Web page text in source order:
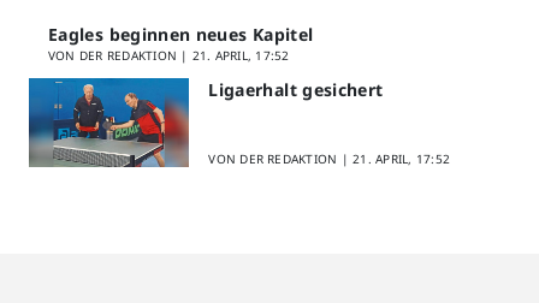
Eagles beginnen neues Kapitel
VON DER REDAKTION | 21. APRIL, 17:52
Ligaerhalt gesichert
VON DER REDAKTION |21. APRIL, 17:52